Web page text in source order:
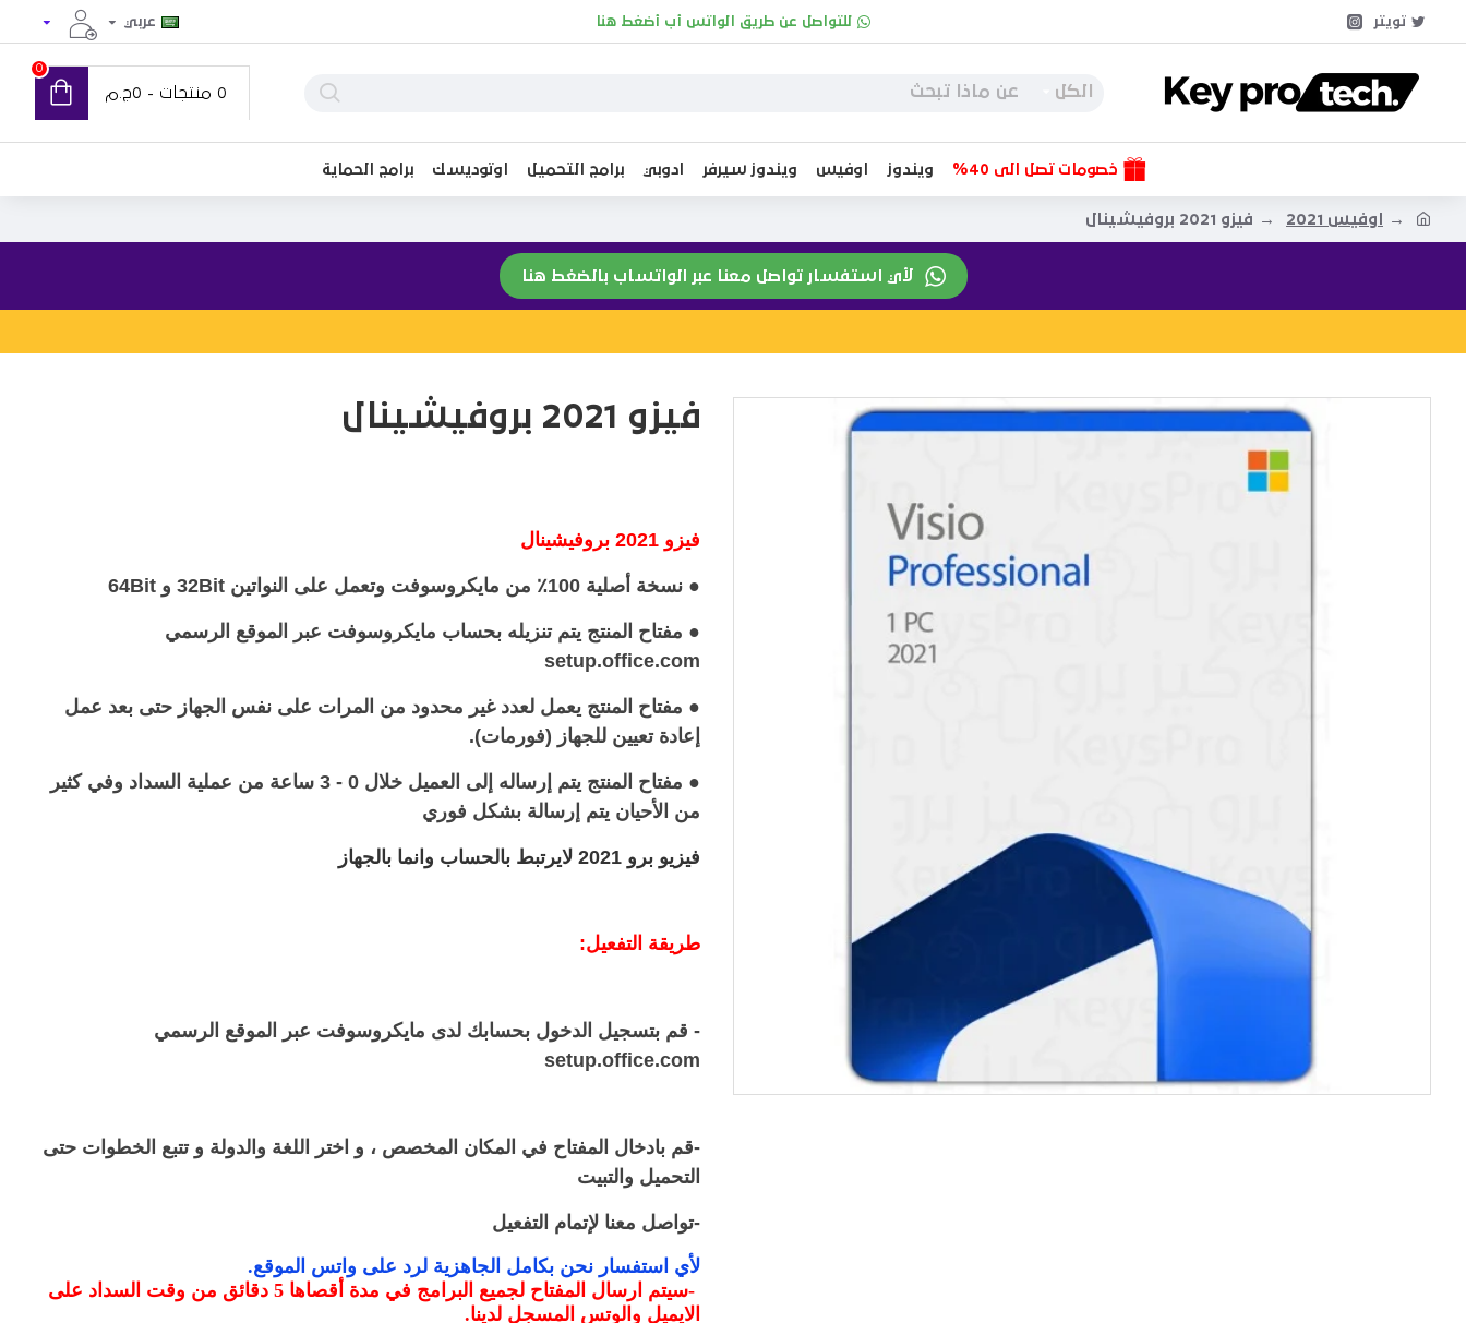
تويتر للتواصل عن طريق الواتس أب أضغط هنا عربي
الكل 0 منتجات - 0ج.م
0
خصومات تصل الى 40% ويندوز اوفيس ويندوز سيرفر ادوبي برامج التحميل اوتوديسك برامج الحماية
اوفيس 2021 فيزو 2021 بروفيشينال
لأي استفسار تواصل معنا عبر الواتساب بالضغط هنا
فيزو 2021 بروفيشينال
فيزو 2021 بروفيشينال
● نسخة أصلية 100٪ من مايكروسوفت وتعمل على النواتين 32Bit و 64Bit
● مفتاح المنتج يتم تنزيله بحساب مايكروسوفت عبر الموقع الرسمي
setup.office.com
● مفتاح المنتج يعمل لعدد غير محدود من المرات على نفس الجهاز حتى بعد عمل
إعادة تعيين للجهاز (فورمات).
● مفتاح المنتج يتم إرساله إلى العميل خلال 0 - 3 ساعة من عملية السداد وفي كثير
من الأحيان يتم إرسالة بشكل فوري
فيزيو برو 2021 لايرتبط بالحساب وانما بالجهاز
طريقة التفعيل:
- قم بتسجيل الدخول بحسابك لدى مايكروسوفت عبر الموقع الرسمي
setup.office.com
-قم بادخال المفتاح في المكان المخصص ، و اختر اللغة والدولة و تتبع الخطوات حتى
التحميل والتبيت
-تواصل معنا لإتمام التفعيل
لأي استفسار نحن بكامل الجاهزية لرد على واتس الموقع.
-
سيتم ارسال المفتاح لجميع البرامج في مدة أقصاها 5 دقائق من وقت السداد على
الايميل والوتس المسجل لدينا.